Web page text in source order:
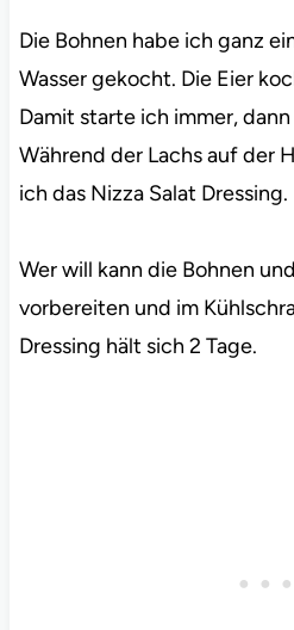
Die Bohnen habe ich ganz
Wasser gekocht. Die Eier
Damit starte ich immer,
Während der Lachs auf der
ich das Nizza Salat Dressing.
Wer will kann die Bohnen
vorbereiten und im
Dressing hält sich 2 Tage.